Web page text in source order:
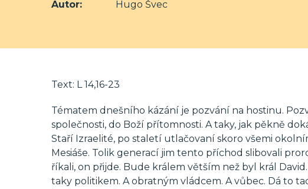
Autor: Hugo Švec
Text: L 14,16-23
Tématem dnešního kázání je pozvání na hostinu.
společnosti, do Boží přítomnosti. A taky, jak pěkně
Staří Izraelité, po staletí utlačovaní skoro všemi
Mesiáše. Tolik generací jim tento příchod slibovali
říkali, on přijde. Bude králem větším než byl král
taky politikem. A obratným vládcem. A vůbec. Dá to